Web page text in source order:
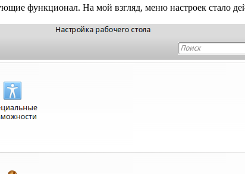
функционал. На мой взгляд, меню настроек стало